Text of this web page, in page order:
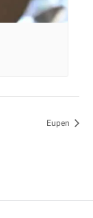
Eupen